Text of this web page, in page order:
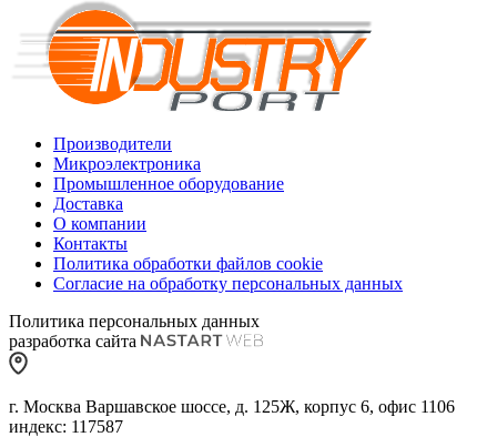
Производители
Микроэлектроника
Промышленное оборудование
Доставка
О компании
Контакты
Политика обработки файлов cookie
Согласие на обработку персональных данных
Политика персональных данных
разработка сайта
г. Москва Варшавское шоссе, д. 125Ж, корпус 6, офис 1106
индекс: 117587